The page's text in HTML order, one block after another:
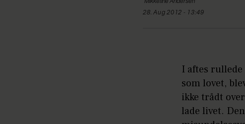
Mikkeline Andersen
28. Aug 2012 - 13:49
I aftes
som lovet,
ikke trådt
lade livet.